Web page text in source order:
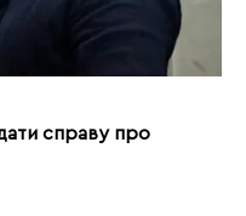
справу про